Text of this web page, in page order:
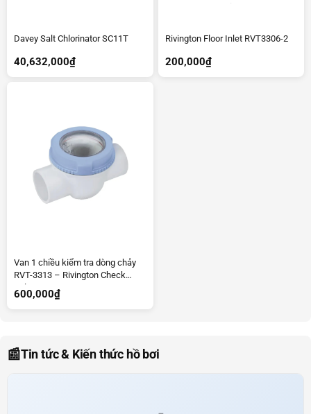
Davey Salt Chlorinator SC11T
40,632,000₫
Rivington Floor Inlet RVT3306-2
200,000₫
Van 1 chiều kiểm tra dòng chảy
RVT-3313 – Rivington Check
Valve. RVT-3313
600,000₫
📰Tin tức & Kiến thức hồ bơi